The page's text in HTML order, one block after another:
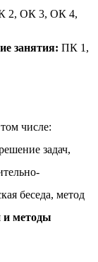
2, ОК 3, ОК 4,
занятия: ПК 1,
числе:
задач,
метод
и методы